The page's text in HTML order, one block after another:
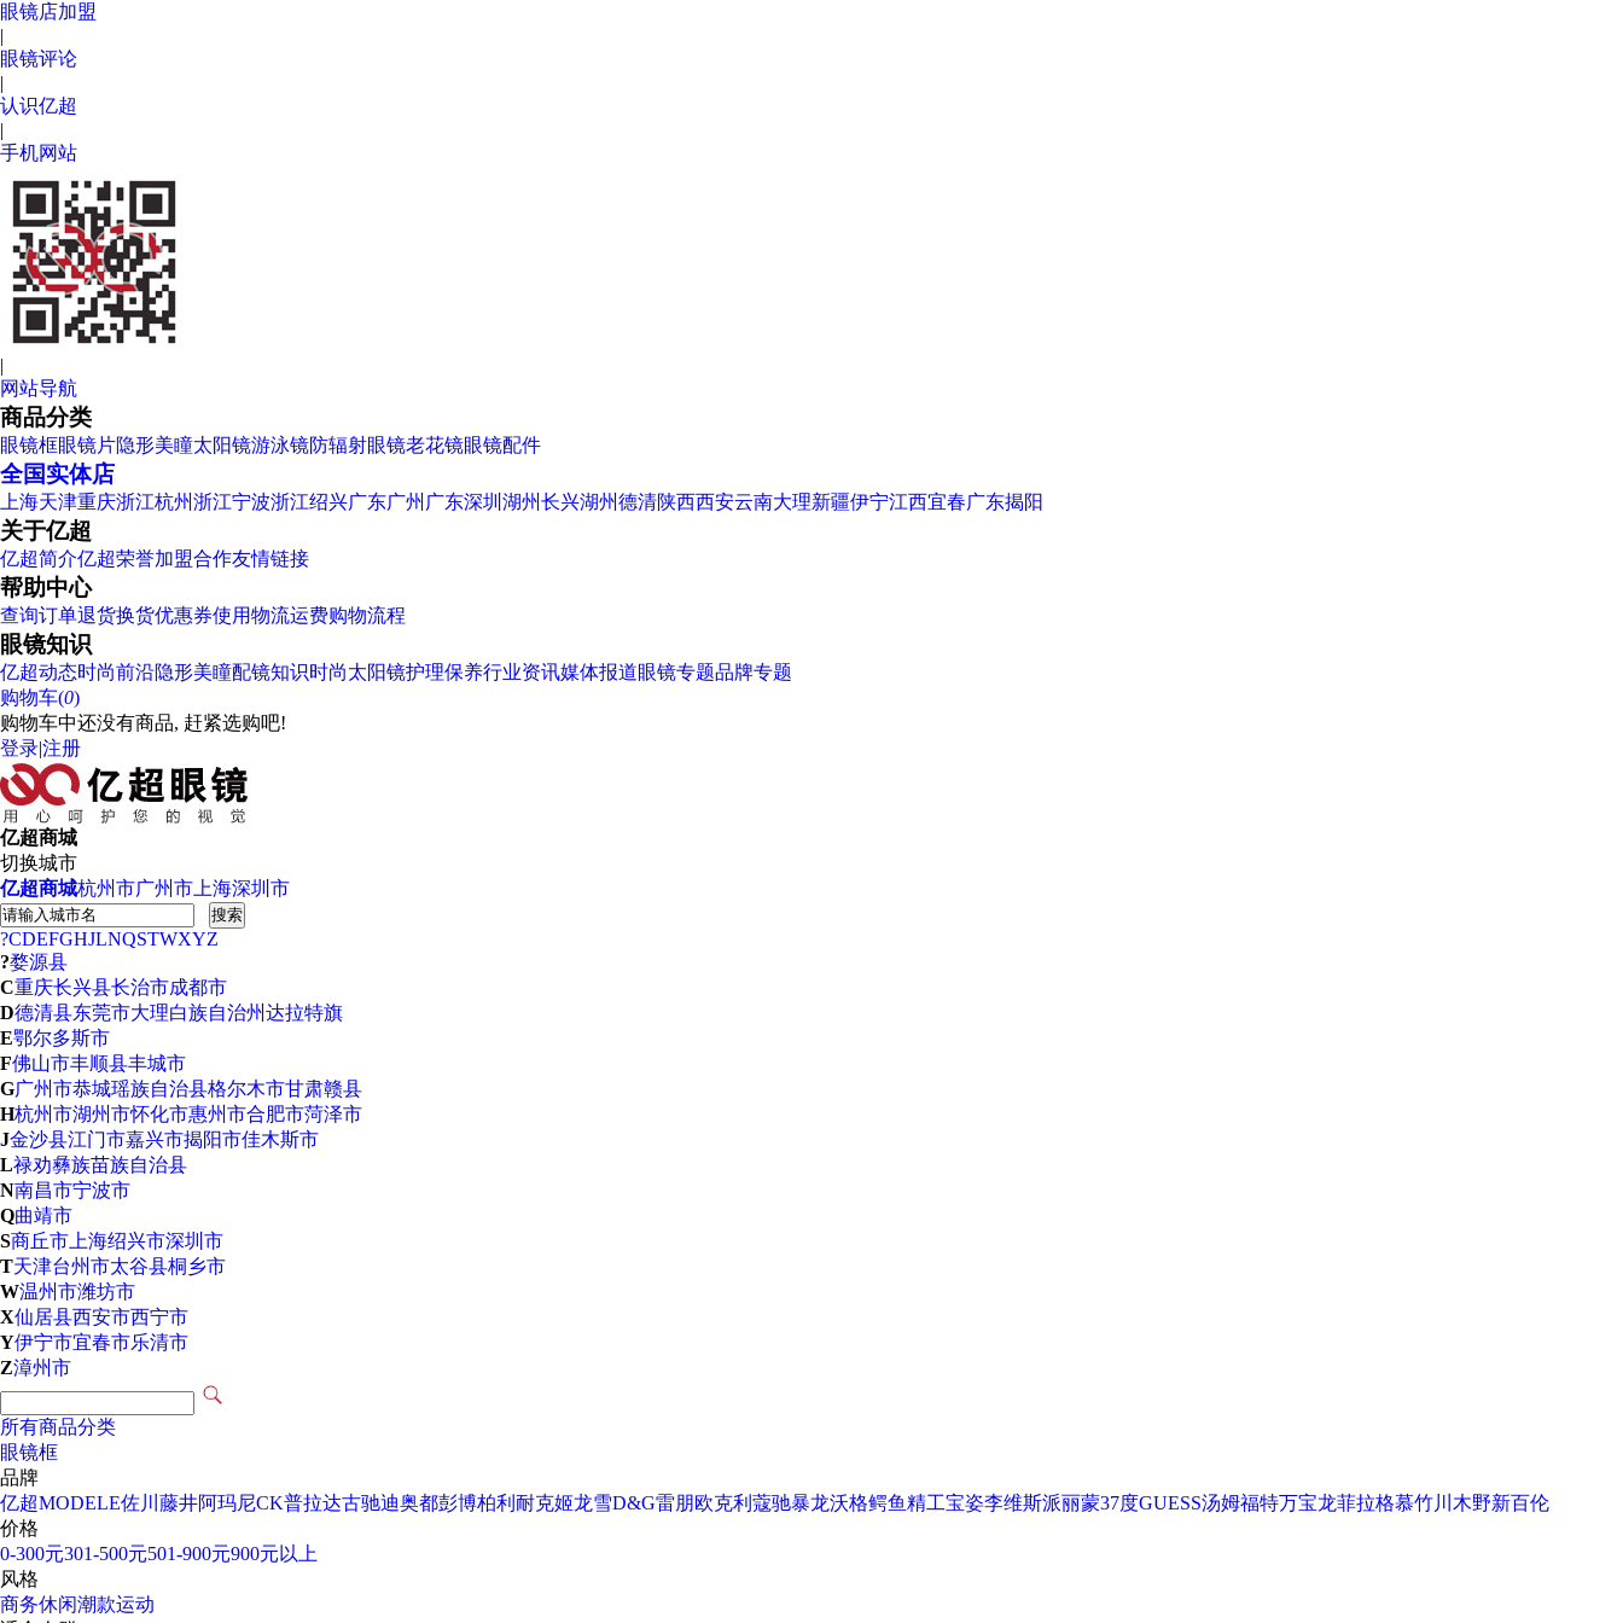
眼镜店加盟
|
眼镜评论
|
认识亿超
|
手机网站
|
网站导航
商品分类
眼镜框眼镜片隐形美瞳太阳镜游泳镜防辐射眼镜老花镜眼镜配件
全国实体店
上海天津重庆浙江杭州浙江宁波浙江绍兴广东广州 广东深圳 湖州长兴湖州德清陕西西安云南大理新疆伊宁江西宜春广东揭阳
关于亿超
亿超简介亿超荣誉加盟合作友情链接
帮助中心
查询订单退货换货优惠券使用物流运费购物流程
眼镜知识
亿超动态时尚前沿隐形美瞳配镜知识时尚太阳镜护理保养行业资讯媒体报道眼镜专题品牌专题
购物车(0)
购物车中还没有商品, 赶紧选购吧!
登录|注册
亿超商城
切换城市
亿超商城杭州市广州市 上海深圳市
搜索
?CDEFGHJLNQSTWXYZ
?婺源县
C重庆长兴县长治市成都市
D德清县东莞市大理白族自治州达拉特旗
E鄂尔多斯市
F佛山市丰顺县丰城市
G广州市恭城瑶族自治县格尔木市甘肃赣县
H杭州市湖州市怀化市惠州市合肥市菏泽市
J金沙县江门市嘉兴市揭阳市佳木斯市
L禄劝彝族苗族自治县
N南昌市宁波市
Q曲靖市
S商丘市 上海绍兴市深圳市
T天津台州市太谷县桐乡市
W温州市潍坊市
X仙居县西安市西宁市
Y伊宁市宜春市乐清市
Z漳州市
所有商品分类
眼镜框
品牌
亿超MODELE佐川藤井阿玛尼CK普拉达古驰迪奥都彭博柏利 耐克姬龙雪D&G雷朋欧克利 蔻驰暴龙沃格鳄鱼精工宝姿李维斯派丽蒙37度GUESS汤姆福特万宝龙菲拉格慕竹川木野新百伦
价格
0-300元301-500元501-900元900元以上
风格
商务休闲潮款运动